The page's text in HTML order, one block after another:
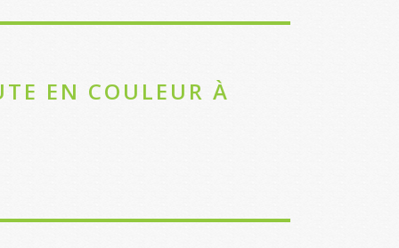
EN COULEUR À